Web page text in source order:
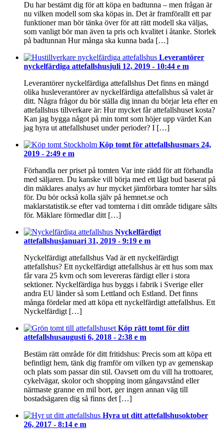
Du har bestämt dig för att köpa en badtunna – men frågan är
nu vilken modell som ska köpas in. Det är framförallt ett par
funktioner man bör tänka över för att rätt modell ska väljas,
som vanligt bör man även ta pris och kvalitet i åtanke. Storlek
på badtunnan Hur många ska kunna bada […]
Leverantörer
nyckelfärdiga attefallshusjuli 12, 2019 - 10:44 e m
Leverantörer nyckelfärdiga attefallshus Det finns en mängd
olika husleverantörer av nyckelfärdiga attefallshus så valet är
ditt. Några frågor du bör ställa dig innan du börjar leta efter en
attefallshus tillverkare är: Hur mycket får attefallshuset kosta?
Kan jag bygga något på min tomt som höjer upp värdet Kan
jag hyra ut attefallshuset under perioder? I […]
Köp tomt för attefallshusmars 24,
2019 - 2:49 e m
Förhandla ner priset på tomten Var inte rädd för att förhandla
med säljaren. Du kanske vill börja med ett lågt bud baserat på
din mäklares analys av hur mycket jämförbara tomter har sålts
för. Du bör också kolla själv på hemnet.se och
maklarstatistik.se efter vad tomterna i ditt område tidigare sålts
för. Mäklare förmedlar ditt […]
Nyckelfärdigt
attefallshusjanuari 31, 2019 - 9:19 e m
Nyckelfärdigt attefallshus Vad är ett nyckelfärdigt
attefallshus? Ett nyckelfärdigt attefallshus är ett hus som max
får vara 25 kvm och som levereras färdigt eller i stora
sektioner. Nyckelfärdiga hus byggs i fabrik i Sverige eller
andra EU länder så som Lettland och Estland. Det finns
många fördelar med att köpa ett nyckelfärdigt attefallshus. Ett
Nyckelfärdigt […]
Köp rätt tomt för ditt
attefallshusaugusti 6, 2018 - 2:38 e m
Bestäm rätt område för ditt fritidshus: Precis som att köpa ett
befintligt hem, tänk dig framför om vilken typ av gemenskap
och plats som passar din stil. Oavsett om du vill ha trottoarer,
cykelvägar, skolor och shopping inom gångavstånd eller
närmaste granne en mil bort, ger ingen annan väg till
bostadsägaren dig så finns det […]
Hyra ut ditt attefallshusoktober
26, 2017 - 8:14 e m